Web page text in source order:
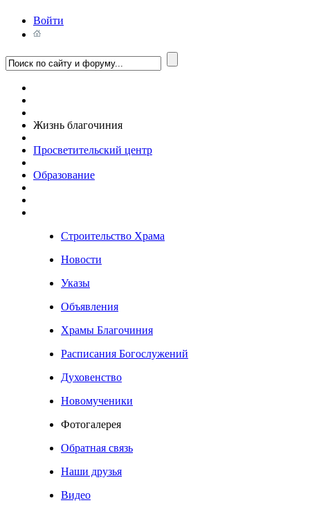
Войти
Жизнь благочиния
Просветительский центр
Образование
Строительство Храма
Новости
Указы
Объявления
Храмы Благочиния
Расписания Богослужений
Духовенство
Новомученики
Фотогалерея
Обратная связь
Наши друзья
Видео